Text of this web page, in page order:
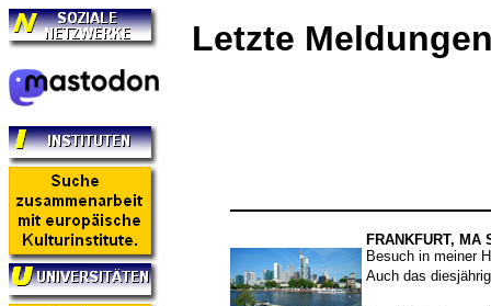
Letzte
FRANKFURT, MA
Besuch in meiner
Auch das